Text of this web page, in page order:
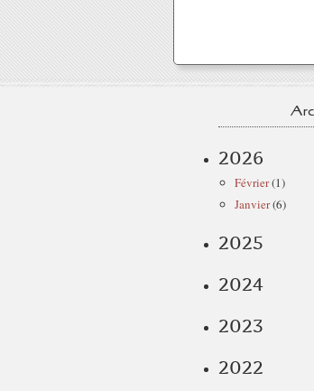
2026
Février(1)
Janvier(6)
2025
2024
2023
2022